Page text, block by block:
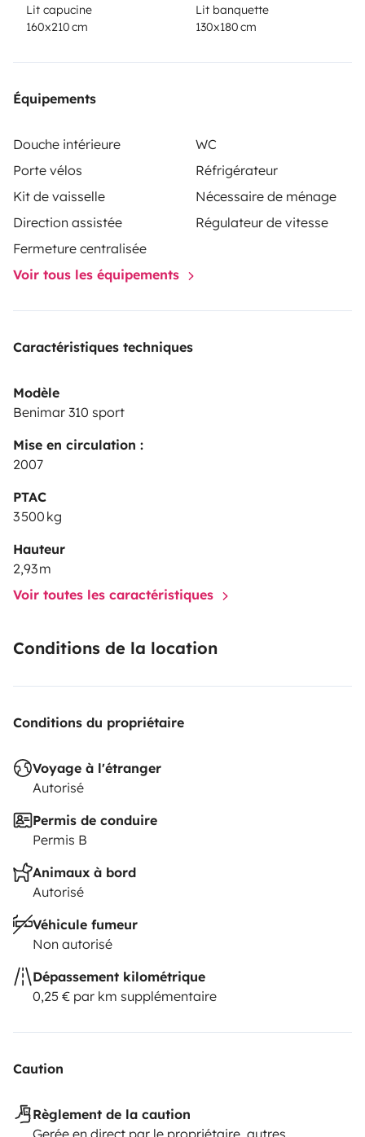
Lit capucine
160x210 cm
Lit banquette
130x180 cm
Équipements
Douche intérieure
WC
Porte vélos
Réfrigérateur
Kit de vaisselle
Nécessaire de ménage
Direction assistée
Régulateur de vitesse
Fermeture centralisée
Voir tous les équipements
Caractéristiques techniques
Modèle
Benimar 310 sport
Mise en circulation :
2007
PTAC
3 500 kg
Hauteur
2,93 m
Voir toutes les caractéristiques
Conditions de la location
Conditions du propriétaire
Voyage à l'étranger
Autorisé
Permis de conduire
Permis B
Animaux à bord
Autorisé
Véhicule fumeur
Non autorisé
Dépassement kilométrique
0,25 € par km supplémentaire
Caution
Règlement de la caution